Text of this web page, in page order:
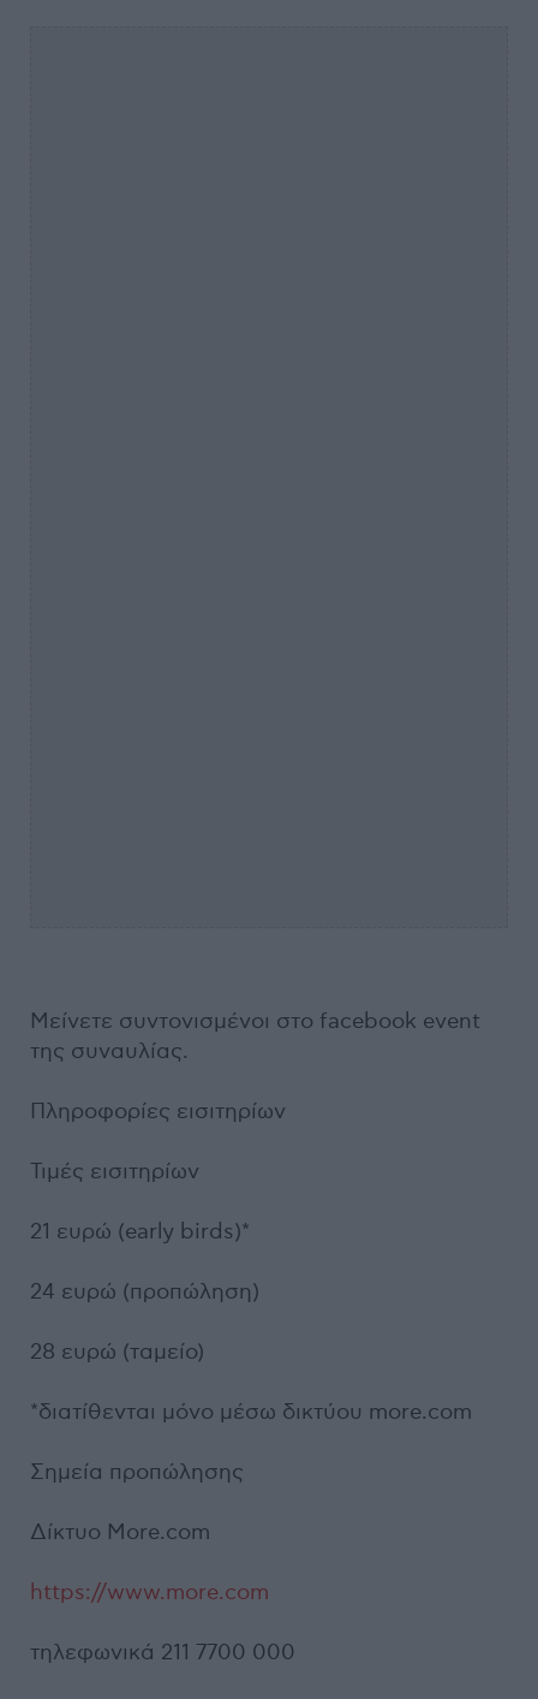
Μείνετε συντονισμένοι στο facebook event
της συναυλίας.
Πληροφορίες εισιτηρίων
Τιμές εισιτηρίων
21 ευρώ (early birds)*
24 ευρώ (προπώληση)
28 ευρώ (ταμείο)
*διατίθενται μόνο μέσω δικτύου more.com
Σημεία προπώλησης
Δίκτυο More.com
https://www.more.com
τηλεφωνικά 211 7700 000